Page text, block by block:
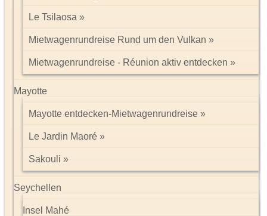
Le Tsilaosa
Mietwagenrundreise Rund um den Vulkan
Mietwagenrundreise - Réunion aktiv entdecken
Mayotte
Mayotte entdecken-Mietwagenrundreise
Le Jardin Maoré
Sakouli
Seychellen
Insel Mahé